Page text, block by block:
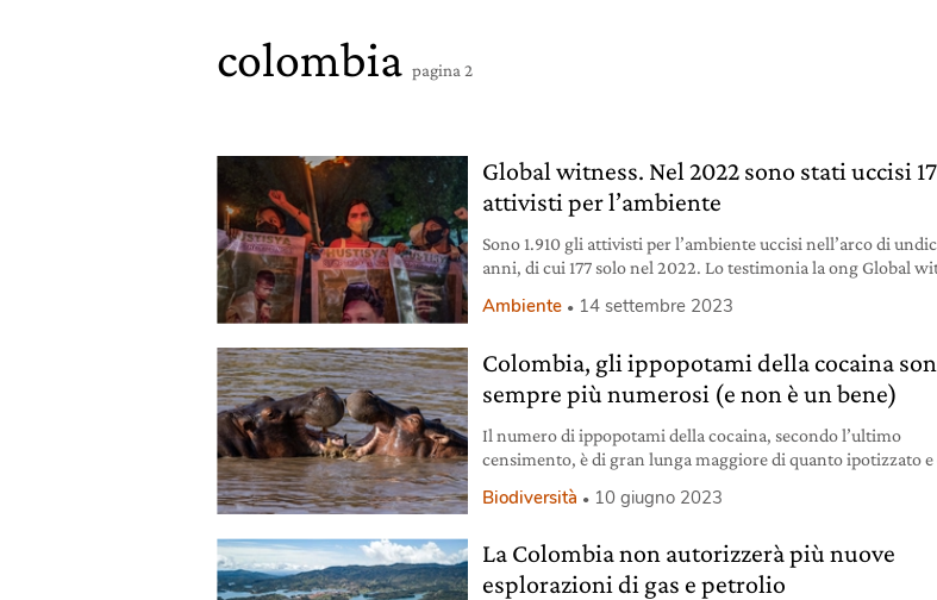
colombia pagina 2
Global witness. Nel 2022 sono stati uccisi
attivisti per l’ambiente
Sono 1.910 gli attivisti per l’ambiente uccisi nell’arco di
anni, di cui 177 solo nel 2022. Lo testimonia la ong Global
Ambiente 14 settembre 2023
Colombia, gli ippopotami della cocaina
sempre più numerosi (e non è un bene)
Il numero di ippopotami della cocaina, secondo l’ultimo
censimento, è di gran lunga maggiore di quanto ipotizzato e
Biodiversità 10 giugno 2023
La Colombia non autorizzerà più nuove
esplorazioni di gas e petrolio